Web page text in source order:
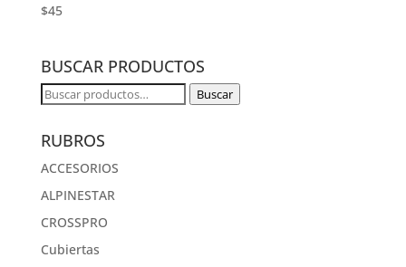
$45
BUSCAR PRODUCTOS
Buscar
Buscar
RUBROS
ACCESORIOS
ALPINESTAR
CROSSPRO
Cubiertas